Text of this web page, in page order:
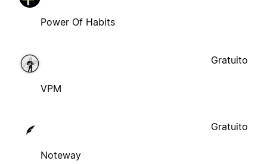
Power Of Habits
VPM
Gratuito
Noteway
Gratuito